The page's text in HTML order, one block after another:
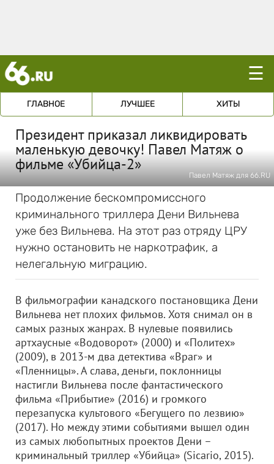
☰
ГЛАВНОЕ ЛУЧШЕЕ ХИТЫ
Президент приказал ликвидировать
маленькую девочку! Павел Матяж о
фильме «Убийца-2»
Павел Матяж для 66.RU
Продолжение бескомпромиссного
криминального триллера Дени Вильнева
уже без Вильнева. На этот раз отряду ЦРУ
нужно остановить не наркотрафик, а
нелегальную миграцию.
В фильмографии канадского постановщика Дени
Вильнева нет плохих фильмов. Хотя снимал он в
самых разных жанрах. В нулевые появились
артхаусные «Водоворот» (2000) и «Политех»
(2009), в 2013-м два детектива «Враг» и
«Пленницы». А слава, деньги, поклонницы
настигли Вильнева после фантастического
фильма «Прибытие» (2016) и громкого
перезапуска культового «Бегущего по лезвию»
(2017). Но между этими событиями вышел один
из самых любопытных проектов Дени –
криминальный триллер «Убийца» (Sicario, 2015).